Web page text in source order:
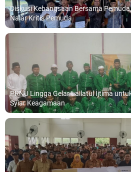
Diskusi Kebangsaan Bersama
Nalar Kritis Pemuda
PRNU Lingga Gelar Lailatul Ijtima
Syiar Keagamaan